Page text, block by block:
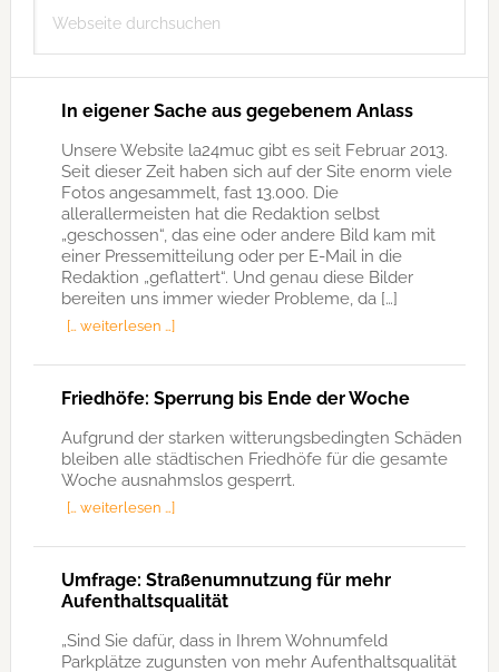
durchsuchen
In eigener Sache aus gegebenem Anlass
Unsere Website la24muc gibt es seit Februar 2013.
Seit dieser Zeit haben sich auf der Site enorm viele
Fotos angesammelt, fast 13.000. Die
allerallermeisten hat die Redaktion selbst
„geschossen“, das eine oder andere Bild kam mit
einer Pressemitteilung oder per E-Mail in die
Redaktion „geflattert“. Und genau diese Bilder
bereiten uns immer wieder Probleme, da […]
[… weiterlesen …]
Friedhöfe: Sperrung bis Ende der Woche
Aufgrund der starken witterungsbedingten Schäden
bleiben alle städtischen Friedhöfe für die gesamte
Woche ausnahmslos gesperrt.
[… weiterlesen …]
Umfrage: Straßenumnutzung für mehr
Aufenthaltsqualität
„Sind Sie dafür, dass in Ihrem Wohnumfeld
Parkplätze zugunsten von mehr Aufenthaltsqualität